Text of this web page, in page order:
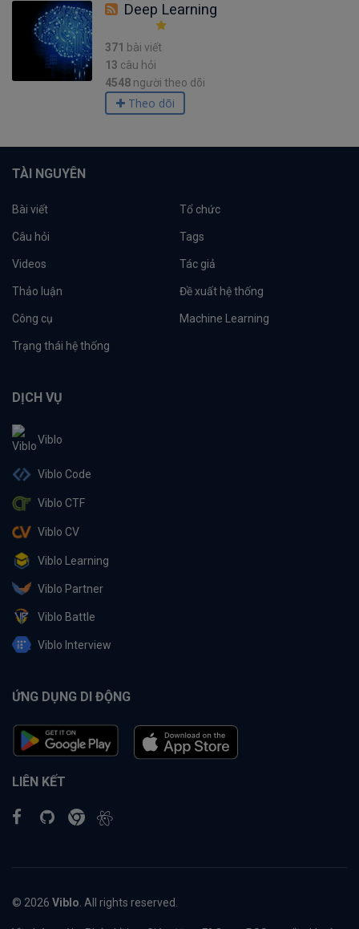
Deep Learning
371 bài viết
13 câu hỏi
4548 người theo dõi
Theo dõi
TÀI NGUYÊN
Bài viết Tổ chức
Câu hỏi Tags
Videos Tác giả
Thảo luận Đề xuất hệ thống
Công cụ Machine Learning
Trạng thái hệ thống
DỊCH VỤ
Viblo
Viblo Code
Viblo CTF
Viblo CV
Viblo Learning
Viblo Partner
Viblo Battle
Viblo Interview
ỨNG DỤNG DI ĐỘNG
LIÊN KẾT
© 2026 Viblo . All rights reserved.